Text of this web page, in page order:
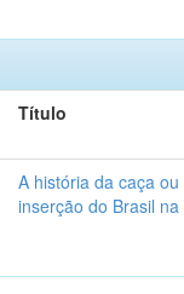
Título
A história da caça
inserção do Brasil na